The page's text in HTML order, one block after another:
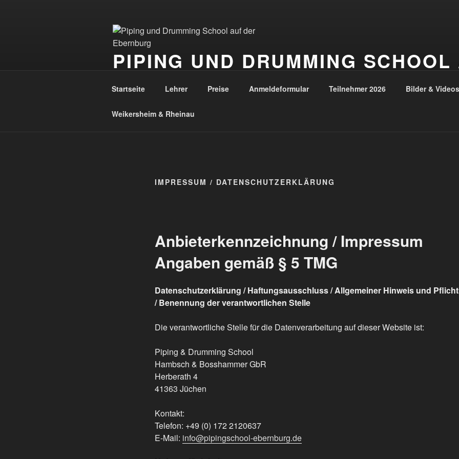
PIPING UND DRUMMING SCHOOL
EBERNBURG
Startseite Lehrer Preise Anmeldeformular Teilnehmer 2026 Bilder & Videos
Weikersheim & Rheinau
IMPRESSUM / DATENSCHUTZERKLÄRUNG
Anbieterkennzeichnung / Impressum
Angaben gemäß § 5 TMG
Datenschutzerklärung / Haftungsausschluss /Allgemeiner Hinweis und
/Benennung der verantwortlichen Stelle
Die verantwortliche Stelle für die Datenverarbeitung auf dieser Website ist:
Piping & Drumming School
Hambsch & Bosshammer GbR
Herberath 4
41363 Jüchen
Kontakt:
Telefon: +49 (0) 172 2120637
E-Mail: info@pipingschool-ebernburg.de